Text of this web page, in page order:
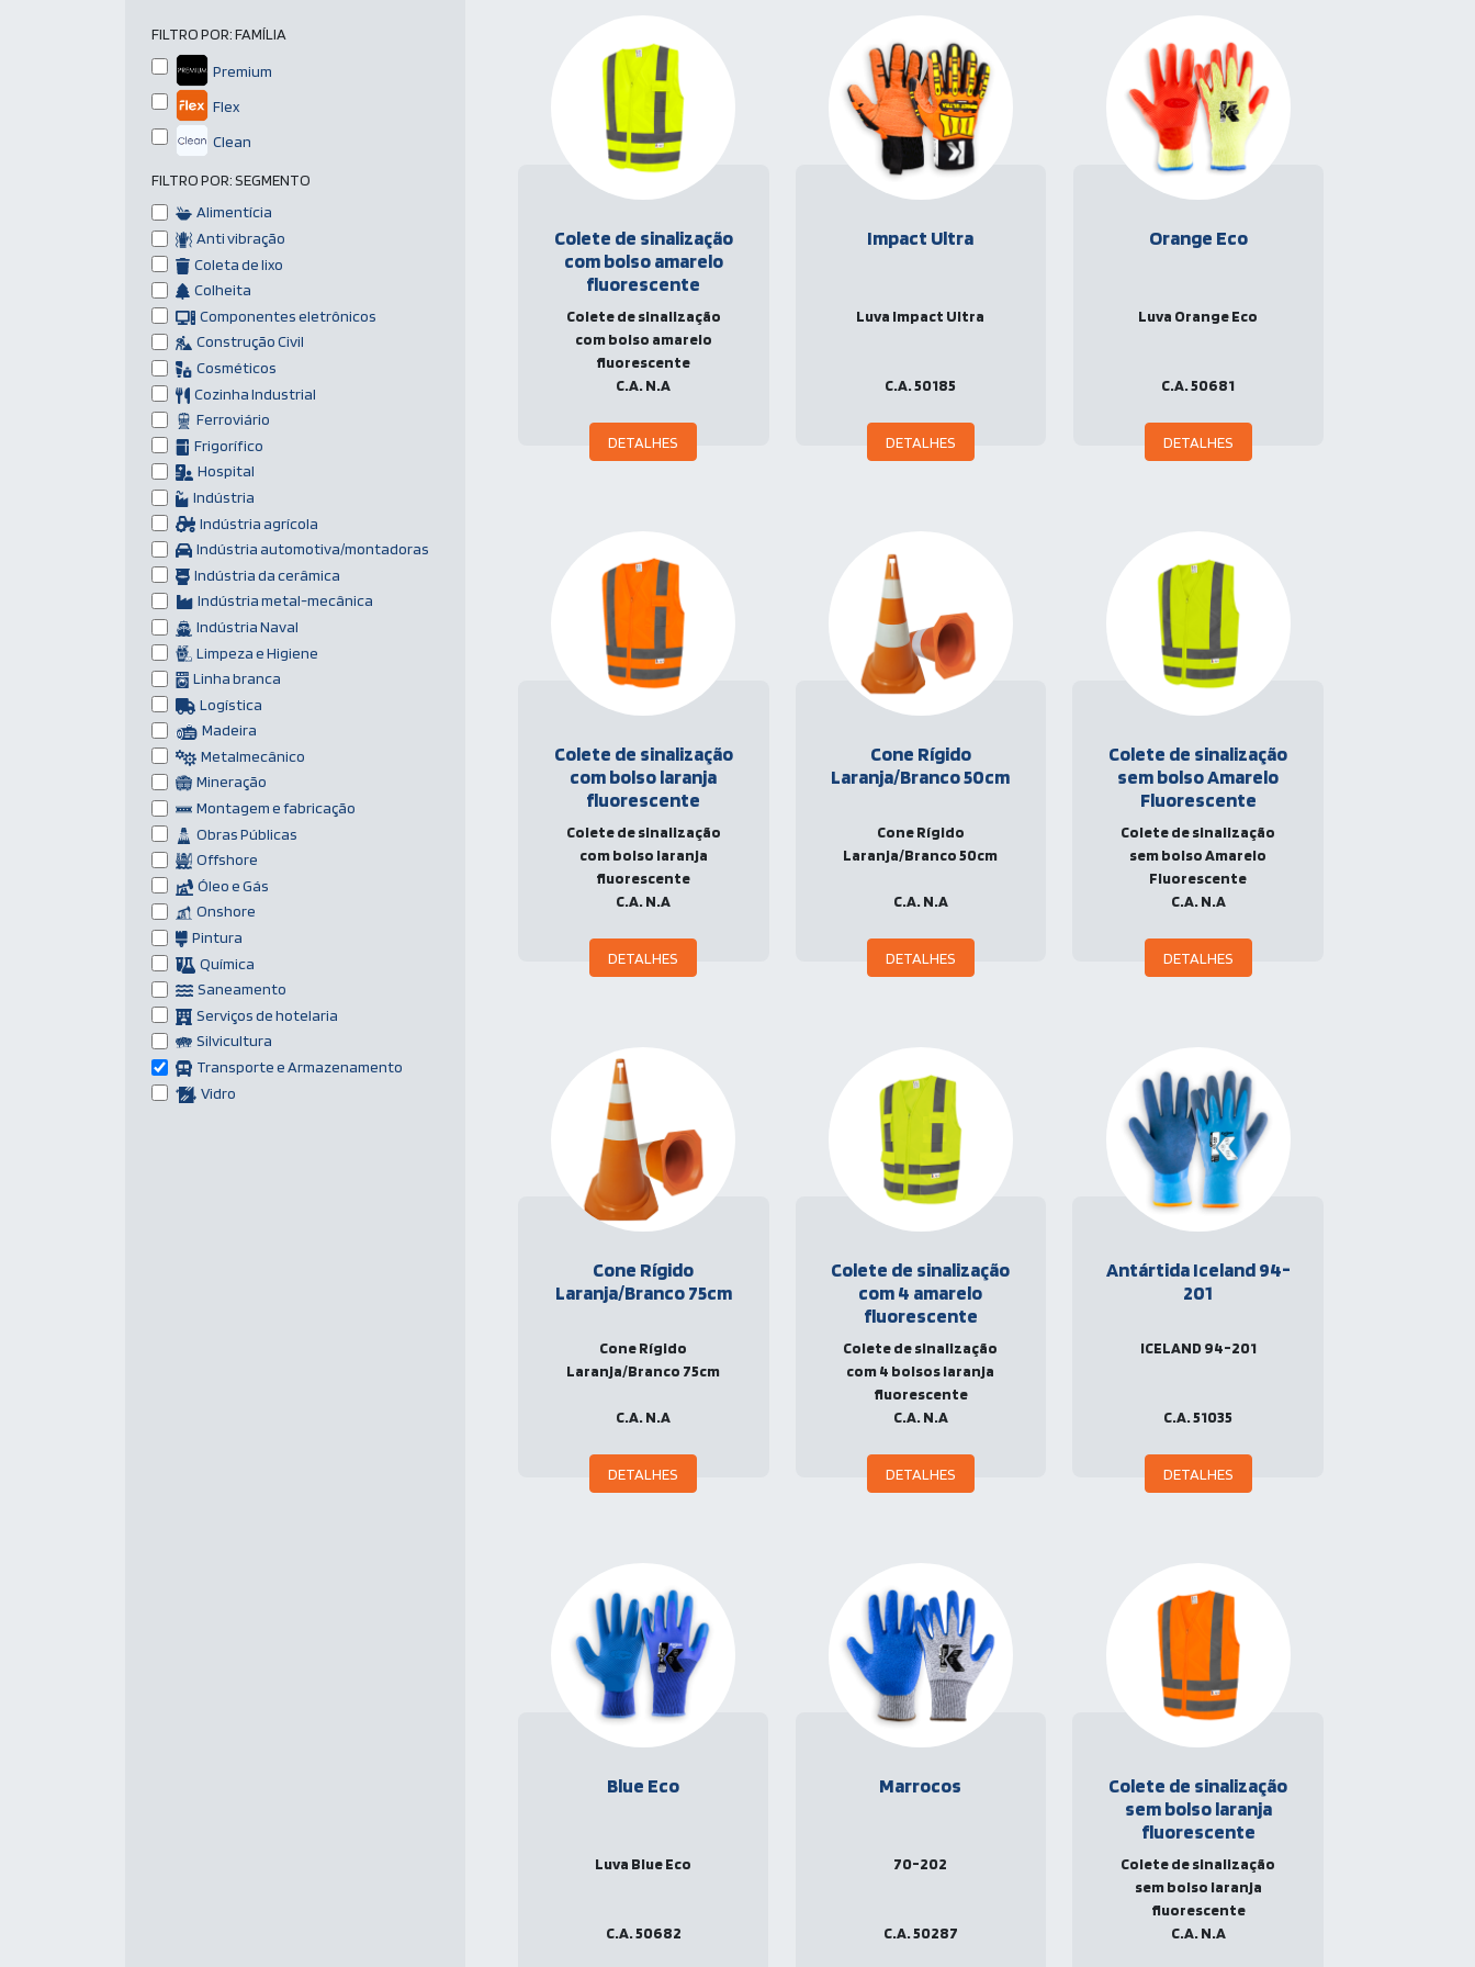
FILTRO POR:FAMÍLIA
Premium
Flex
Clean
FILTRO POR:SEGMENTO
Alimentícia
Anti vibração
Coleta de lixo
Colheita
Componentes eletrônicos
Construção Civil
Cosméticos
Cozinha Industrial
Ferroviário
Frigorífico
Hospital
Indústria
Indústria agrícola
Indústria automotiva/montadoras
Indústria da cerâmica
Indústria metal-mecânica
Indústria Naval
Limpeza e Higiene
Linha branca
Logística
Madeira
Metalmecânico
Mineração
Montagem e fabricação
Obras Públicas
Offshore
Óleo e Gás
Onshore
Pintura
Química
Saneamento
Serviços de hotelaria
Silvicultura
Transporte e Armazenamento
Vidro
Colete de sinalização
com bolso amarelo
fluorescente
Colete de sinalização
com bolso amarelo
fluorescente
C.A. N.A
DETALHES
Impact Ultra
Luva Impact Ultra
C.A. 50185
DETALHES
Orange Eco
Luva Orange Eco
C.A. 50681
DETALHES
Colete de sinalização
com bolso laranja
fluorescente
Colete de sinalização
com bolso laranja
fluorescente
C.A. N.A
DETALHES
Cone Rígido
Laranja/Branco 50cm
Cone Rígido
Laranja/Branco 50cm
C.A. N.A
DETALHES
Colete de sinalização
sem bolso Amarelo
Fluorescente
Colete de sinalização
sem bolso Amarelo
Fluorescente
C.A. N.A
DETALHES
Cone Rígido
Laranja/Branco 75cm
Cone Rígido
Laranja/Branco 75cm
C.A. N.A
DETALHES
Colete de sinalização
com 4 amarelo
fluorescente
Colete de sinalização
com 4 bolsos laranja
fluorescente
C.A. N.A
DETALHES
Antártida Iceland 94-
201
ICELAND 94-201
C.A. 51035
DETALHES
Blue Eco
Luva Blue Eco
C.A. 50682
Marrocos
70-202
C.A. 50287
Colete de sinalização
sem bolso laranja
fluorescente
Colete de sinalização
sem bolso laranja
fluorescente
C.A. N.A